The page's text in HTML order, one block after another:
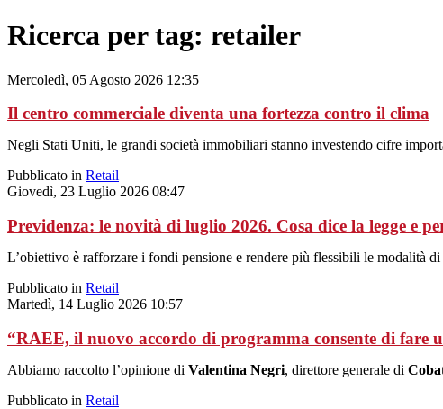
Ricerca per tag: retailer
Mercoledì, 05 Agosto 2026 12:35
Il centro commerciale diventa una fortezza contro il clima
Negli Stati Uniti, le grandi società immobiliari stanno investendo cifre
Pubblicato in Retail
Giovedì, 23 Luglio 2026 08:47
Previdenza: le novità di luglio 2026. Cosa dice la legge e
L’obiettivo è rafforzare i fondi pensione e rendere più flessibili le modalità
Pubblicato in Retail
Martedì, 14 Luglio 2026 10:57
“RAEE, il nuovo accordo di programma consente di fare
Abbiamo raccolto l’opinione di Valentina Negri, direttore generale di
Pubblicato in Retail